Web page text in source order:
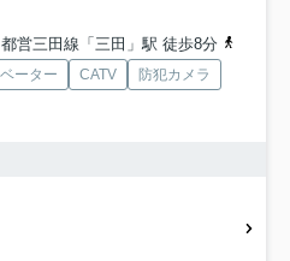
都営三田線「三田」駅 徒歩8分
ーター CATV
防犯カメラ